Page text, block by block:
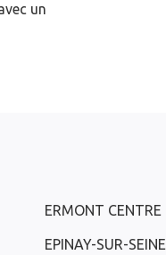
un
ERMONT CENTRE
EPINAY-SUR-SEINE